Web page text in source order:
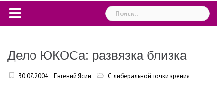
Найти:
Дело ЮКОСа: развязка близка
30.07.2004 Евгений Ясин С либеральной точки зрения